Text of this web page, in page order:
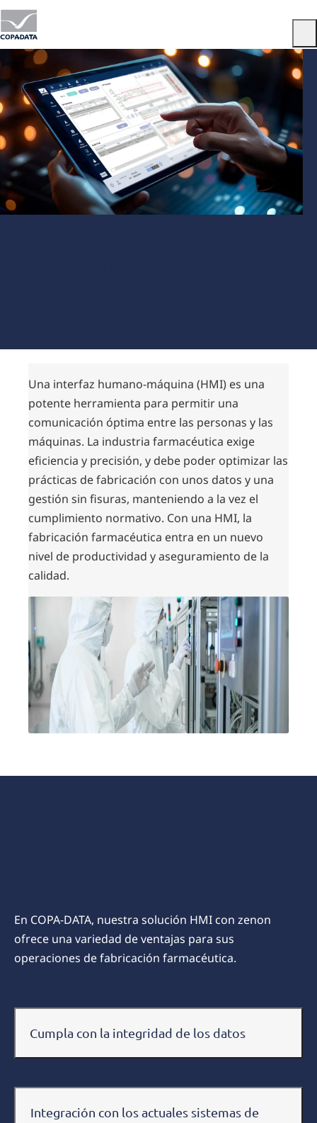
Una interfaz humano-máquina (HMI) es una
potente herramienta para permitir una
comunicación óptima entre las personas y las
máquinas. La industria farmacéutica exige
eficiencia y precisión, y debe poder optimizar las
prácticas de fabricación con unos datos y una
gestión sin fisuras, manteniendo a la vez el
cumplimiento normativo. Con una HMI, la
fabricación farmacéutica entra en un nuevo
nivel de productividad y aseguramiento de la
calidad.
En COPA-DATA, nuestra solución HMI con zenon
ofrece una variedad de ventajas para sus
operaciones de fabricación farmacéutica.
Cumpla con la integridad de los datos
Integración con los actuales sistemas de